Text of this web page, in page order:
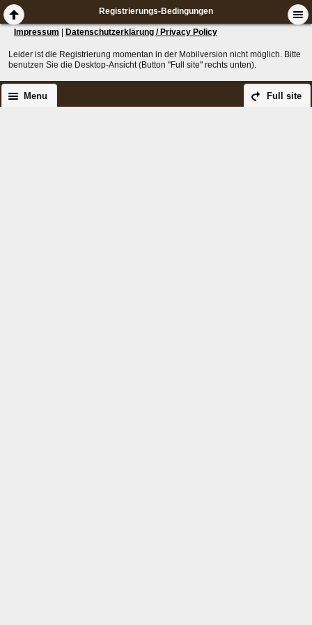
Registrierungs-Bedingungen
Impressum Datenschutzerklärung / Privacy Policy
Leider ist die Registrierung momentan in der Mobilversion nicht möglich. Bitte
benutzen Sie die Desktop-Ansicht (Button "Full site" rechts unten).
Full site
Menu